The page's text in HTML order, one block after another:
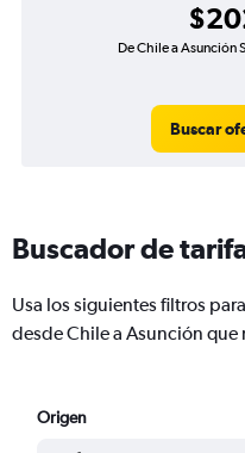
De Chile a Asunción
Buscar
Buscador de
Usa los siguientes filtros
desde Chile a Asunción que
Origen